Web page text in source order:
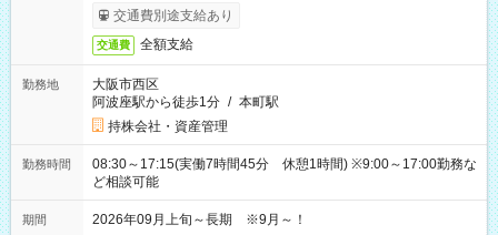
交通費別途支給あり
交通費 全額支給
勤務地
大阪市西区
阿波座駅から徒歩1分 / 本町駅
持株会社・資産管理
勤務時間
08:30～17:15(実働7時間45分 休憩1時間) ※9:00～17:00勤務な
ど相談可能
期間 2026年09月上旬～長期 ※9月～！